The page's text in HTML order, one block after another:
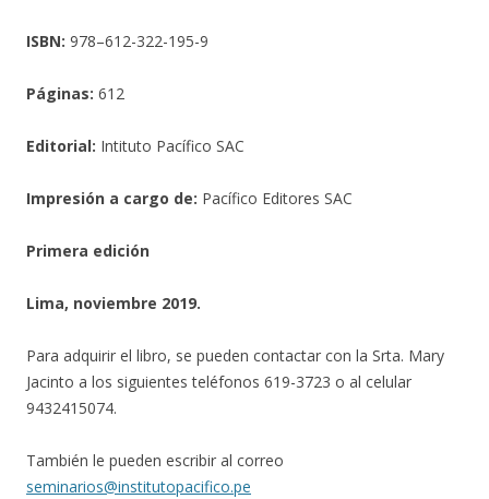
ISBN: 978–612-322-195-9
Páginas: 612
Editorial: Intituto Pacífico SAC
Impresión a cargo de: Pacífico Editores SAC
Primera edición
Lima, noviembre 2019.
Para adquirir el libro, se pueden contactar con la Srta. Mary
Jacinto a los siguientes teléfonos 619-3723 o al celular
9432415074.
También le pueden escribir al correo
seminarios@institutopacifico.pe